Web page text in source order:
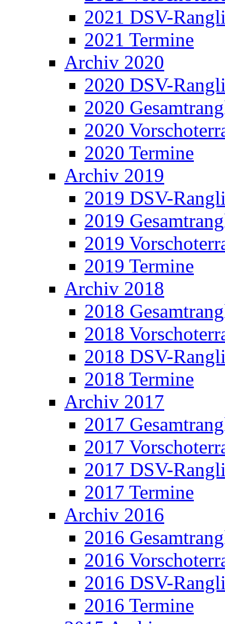
2021 DSV-
2021 Termine
Archiv 2020
2020 DSV-
2020
2020
2020 Termine
Archiv 2019
2019 DSV-
2019
2019
2019 Termine
Archiv 2018
2018
2018
2018 DSV-
2018 Termine
Archiv 2017
2017
2017
2017 DSV-
2017 Termine
Archiv 2016
2016
2016
2016 DSV-
2016 Termine